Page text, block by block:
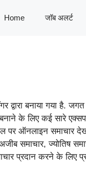
Home जॉब अलर्ट
बनाया गया है. जगत
के लिए कई सारे
पर ऑनलाइन समाचार
समाचार, ज्योतिष
प्रदान करने के लिए